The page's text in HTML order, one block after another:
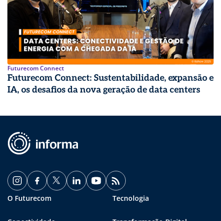
Futurecom Connect
Futurecom Connect: Sustentabilidade, expansão e
IA, os desafios da nova geração de data centers
O Futurecom Tecnologia